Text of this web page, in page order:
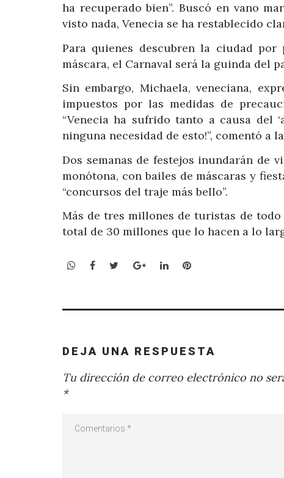
ha recuperado bien”. Buscó en vano
visto nada, Venecia se ha restablecido
Para quienes descubren la ciudad
máscara, el Carnaval será la guinda del
Sin embargo, Michaela, veneciana,
impuestos por las medidas de
“Venecia ha sufrido tanto a causa del
ninguna necesidad de esto!”, comentó a la
Dos semanas de festejos inundarán de
monótona, con bailes de máscaras y
“concursos del traje más bello”.
Más de tres millones de turistas de
total de 30 millones que lo hacen a lo
WhatsApp
Facebook
TwitterGoogle+LinkedInPinterest
DEJA UNA RESPUESTA
Tu dirección de correo electrónico no
*